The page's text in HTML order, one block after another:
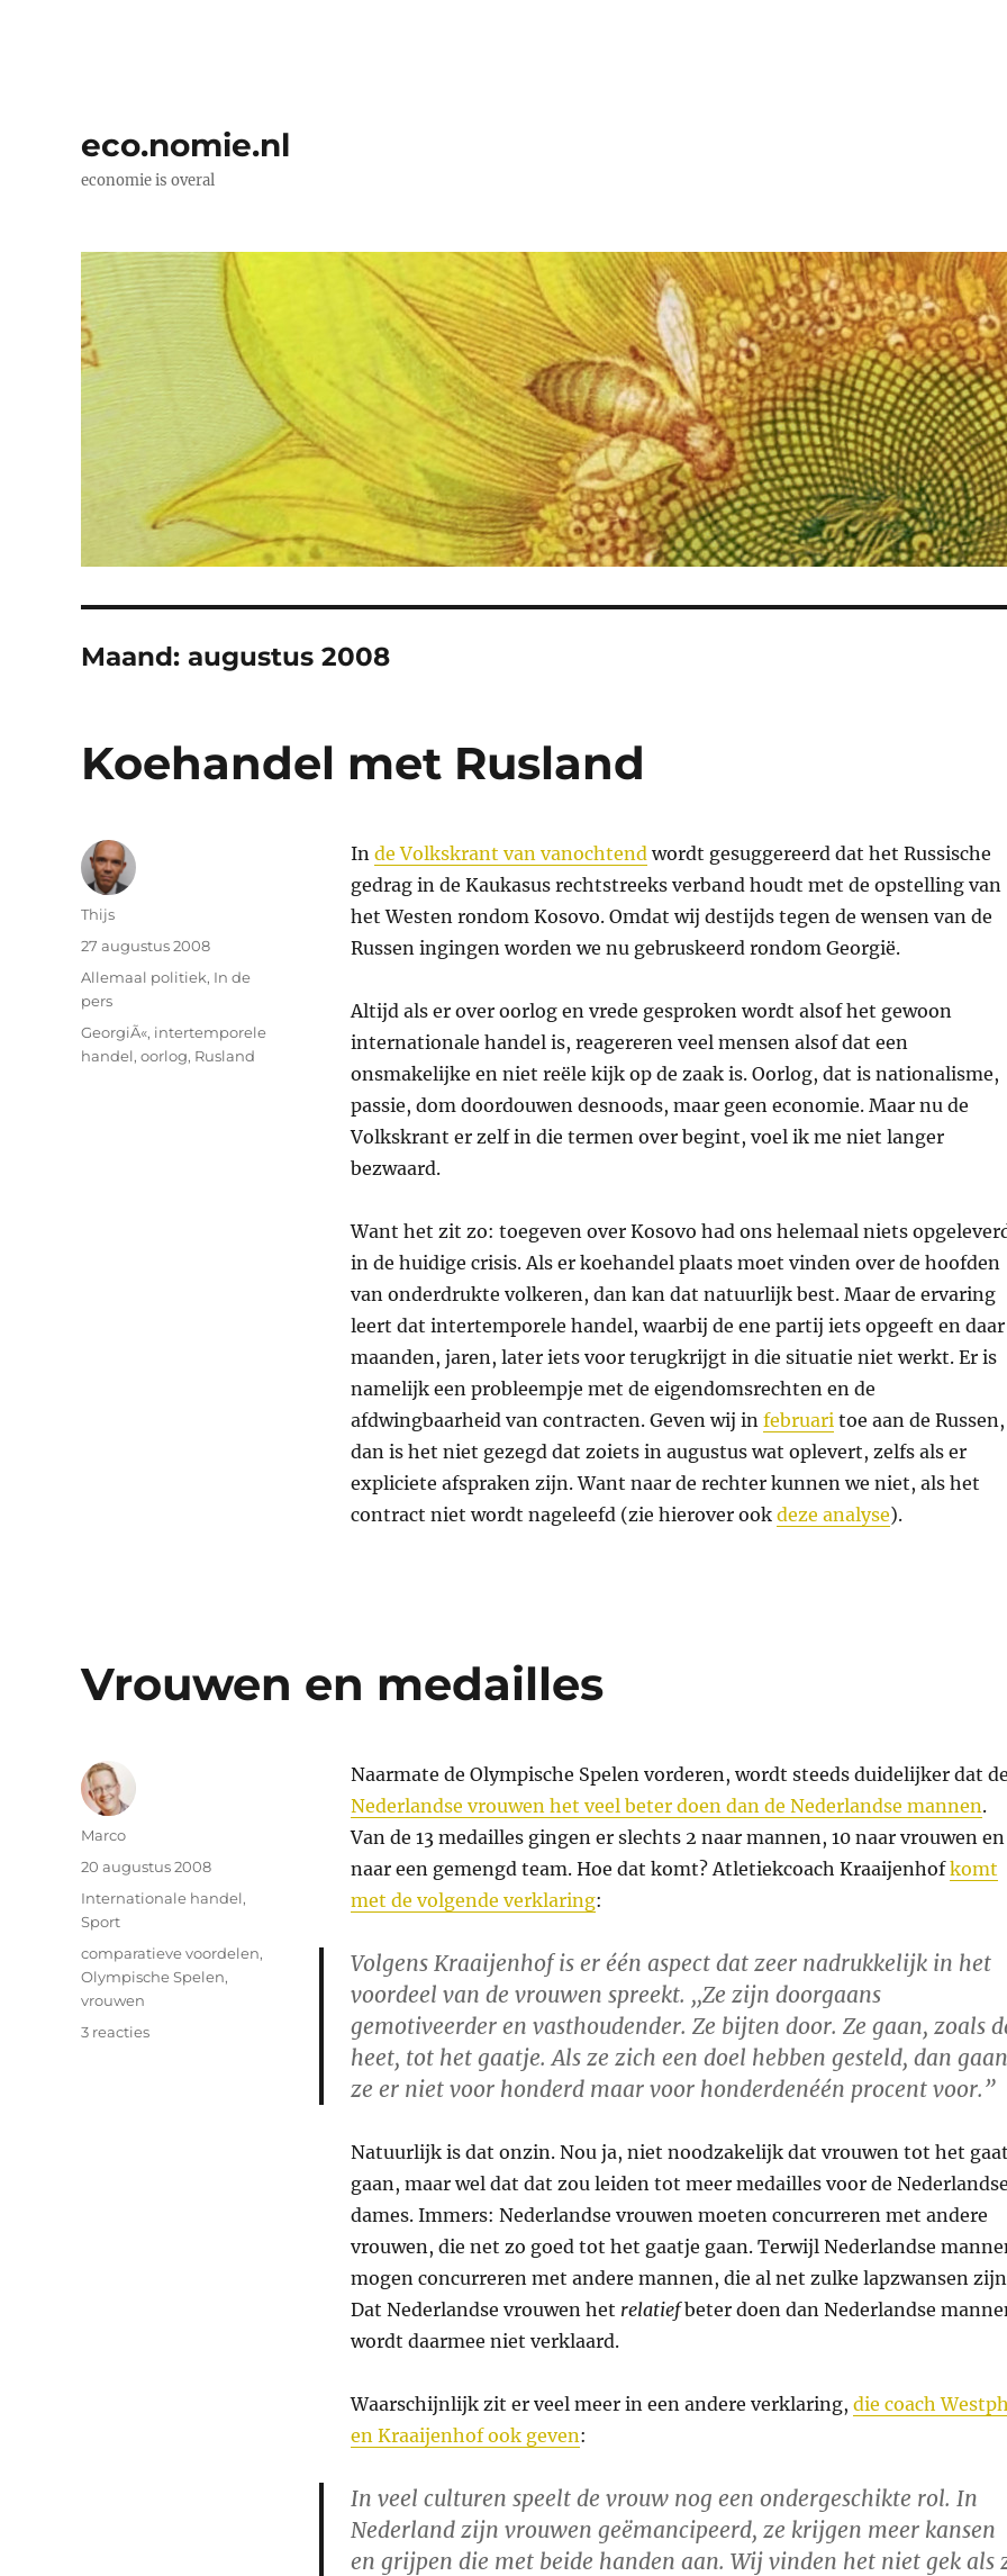
eco.nomie.nl
economie is overal
Maand: augustus 2008
Koehandel met Rusland
In de Volkskrant van vanochtend wordt gesuggereerd dat het Russische
gedrag in de Kaukasus rechtstreeks verband houdt met de opstelling van
het Westen rondom Kosovo. Omdat wij destijds tegen de wensen van de
Russen ingingen worden we nu gebruskeerd rondom Georgië.
Altijd als er over oorlog en vrede gesproken wordt alsof het gewoon
internationale handel is, reagereren veel mensen alsof dat een
onsmakelijke en niet reële kijk op de zaak is. Oorlog, dat is nationalisme,
passie, dom doordouwen desnoods, maar geen economie. Maar nu de
Volkskrant er zelf in die termen over begint, voel ik me niet langer
bezwaard.
Want het zit zo: toegeven over Kosovo had ons helemaal niets
in de huidige crisis. Als er koehandel plaats moet vinden over de hoofden
van onderdrukte volkeren, dan kan dat natuurlijk best. Maar de ervaring
leert dat intertemporele handel, waarbij de ene partij iets opgeeft en daar
maanden, jaren, later iets voor terugkrijgt in die situatie niet werkt. Er is
namelijk een probleempje met de eigendomsrechten en de
afdwingbaarheid van contracten. Geven wij in februari toe aan de Russen,
dan is het niet gezegd dat zoiets in augustus wat oplevert, zelfs als er
expliciete afspraken zijn. Want naar de rechter kunnen we niet, als het
contract niet wordt nageleefd (zie hierover ook deze analyse).
Auteur
Thijs
Geplaatst
op
27 augustus 2008
Categorieën
Allemaal politiek, In de
pers
Tags
GeorgiÃ«, intertemporele
handel, oorlog, Rusland
Vrouwen en medailles
Naarmate de Olympische Spelen vorderen, wordt steeds duidelijker dat
Nederlandse vrouwen het veel beter doen dan de Nederlandse mannen.
Van de 13 medailles gingen er slechts 2 naar mannen, 10 naar vrouwen en
naar een gemengd team. Hoe dat komt? Atletiekcoach Kraaijenhofkomt
met de volgende verklaring:
Volgens Kraaijenhof is er één aspect dat zeer nadrukkelijk in het
voordeel van de vrouwen spreekt. ,,Ze zijn doorgaans
gemotiveerder en vasthoudender. Ze bijten door. Ze gaan, zoals
heet, tot het gaatje. Als ze zich een doel hebben gesteld, dan gaan
ze er niet voor honderd maar voor honderdenéén procent voor.”
Natuurlijk is dat onzin. Nou ja, niet noodzakelijk dat vrouwen tot het
gaan, maar wel dat dat zou leiden tot meer medailles voor de
dames. Immers: Nederlandse vrouwen moeten concurreren met andere
vrouwen, die net zo goed tot het gaatje gaan. Terwijl Nederlandse
mogen concurreren met andere mannen, die al net zulke lapzwansen
Dat Nederlandse vrouwen het relatiefbeter doen dan Nederlandse
wordt daarmee niet verklaard.
Waarschijnlijk zit er veel meer in een andere verklaring, die coach
en Kraaijenhof ook geven:
In veel culturen speelt de vrouw nog een ondergeschikte rol. In
Nederland zijn vrouwen geëmancipeerd, ze krijgen meer kansen
en grijpen die met beide handen aan. Wij vinden het niet gek als
Auteur
Marco
Geplaatst
20 augustus 2008
Categorieën
Internationale handel,
Sport
Tags
comparatieve voordelen,
Olympische Spelen,
vrouwen
3 reactiesop